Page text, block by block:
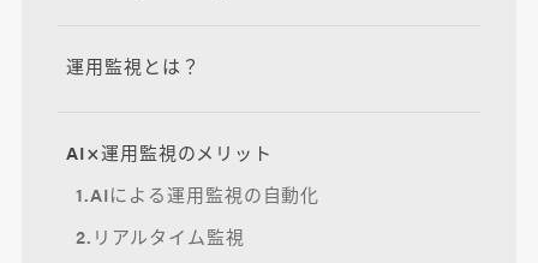
運用監視とは？
AI×運用監視のメリット
1.AIによる運用監視の自動化
2.リアルタイム監視